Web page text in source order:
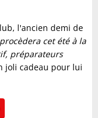
l'ancien demi de
procèdera cet été à la
préparateurs
joli cadeau pour lui